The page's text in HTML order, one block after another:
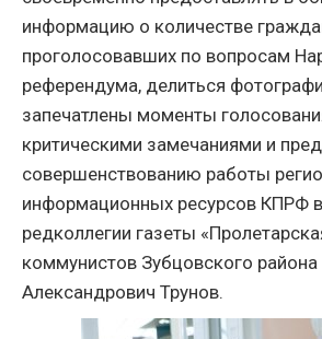
информацию о количестве
проголосовавших по вопросам
референдума, делиться
запечатлены моменты
критическими замечаниями и
совершенствованию работы
информационных ресурсов КПРФ
редколлегии газеты
коммунистов Зубцовского
Александрович Трунов.